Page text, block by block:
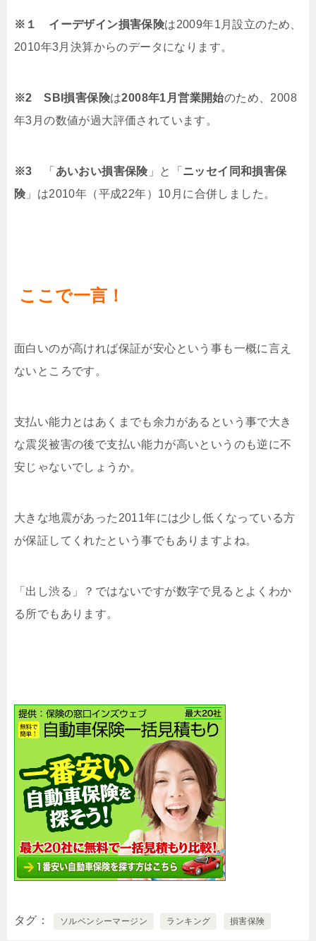
※１ イーデザイン損害保険は2009年1月設立のため、
2010年3月決算からのデータになります。
※2 SBI損害保険は2008年1月営業開始のため、2008
年3月の数値が過大評価されています。
※3 「 あいおい損害保険」と「 ニッセイ同和損害保
険」は2010年（平成22年）10月に合併しました。
ここで一言！
面白いのが高ければ保証が安心という事も一概に言え
ないところです。
支払い能力とはあくまでも余力があるという事で大き
な震災被害の後で支払い能力が高いというのも逆に不
安じゃないでしょうか。
大きな地震があった2011年には少し低くなっている方
が保証してくれたという事でもありますよね。
「出し渋る」？ではないですが数字で見るとよくわか
る所でもあります。
タグ ソルベンシーマージン ランキング 損害保険